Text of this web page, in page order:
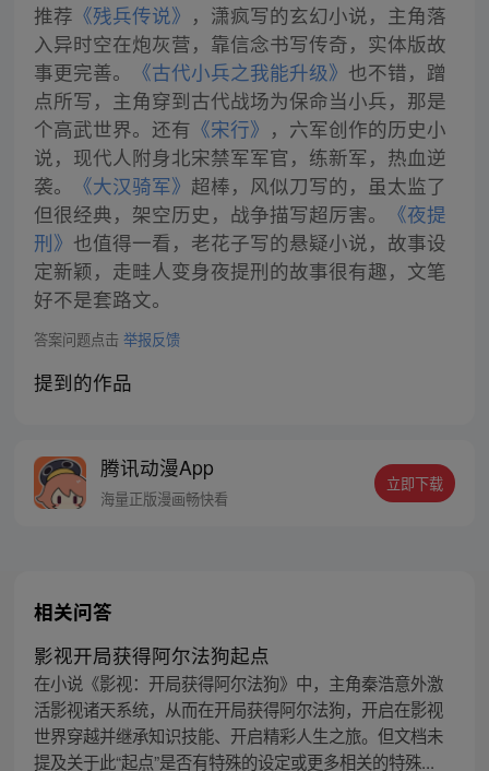
推荐 《残兵传说》 ，潇疯写的玄幻小说，主角落
入异时空在炮灰营，靠信念书写传奇，实体版故
事更完善。
《古代小兵之我能升级》 也不错，蹭
点所写，主角穿到古代战场为保命当小兵，那是
个高武世界。还有 《宋行》 ，六军创作的历史小
说，现代人附身北宋禁军军官，练新军，热血逆
袭。
《大汉骑军》 超棒，风似刀写的，虽太监了
但很经典，架空历史，战争描写超厉害。
《夜提
刑》 也值得一看，老花子写的悬疑小说，故事设
定新颖，走畦人变身夜提刑的故事很有趣，文笔
好不是套路文。
答案问题点击 举报反馈
提到的作品
腾讯动漫App
海量正版漫画畅快看
立即下载
相关问答
影视开局获得阿尔法狗起点
在小说《影视：开局获得阿尔法狗》中，主角秦浩意外激
活影视诸天系统，从而在开局获得阿尔法狗，开启在影视
世界穿越并继承知识技能、开启精彩人生之旅。但文档未
提及关于此“起点”是否有特殊的设定或更多相关的特殊...